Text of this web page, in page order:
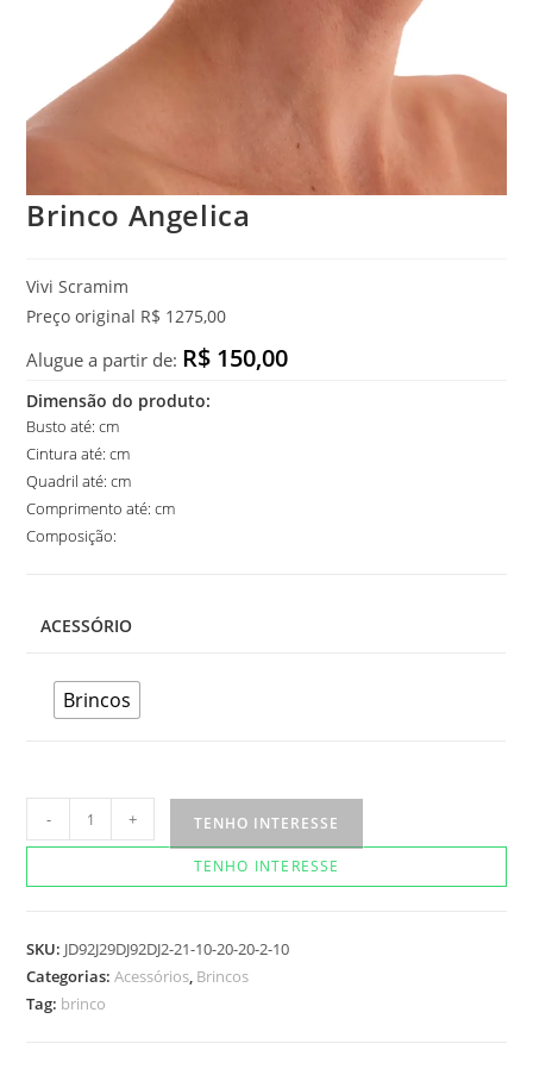
Brinco Angelica
Vivi Scramim
Preço original R$ 1275,00
Alugue a partir de: R$ 150,00
Dimensão do produto:
Busto até: cm
Cintura até: cm
Quadril até: cm
Comprimento até: cm
Composição:
ACESSÓRIO
Brincos
Angelica
- + TENHO INTERESSE
TENHO INTERESSE
SKU: JD92J29DJ92DJ2-21-10-20-20-2-10
Categorias:Acessórios, Brincos
Tag: brinco